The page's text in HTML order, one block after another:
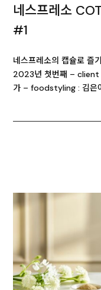
네스프레소
#1
네스프레소의 캡슐로
2023년 첫번째 – client
가 – foodstyling : 김은